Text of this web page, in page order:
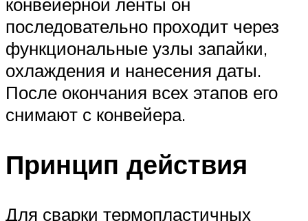
последовательно проходит через
функциональные узлы запайки,
охлаждения и нанесения даты.
После окончания всех этапов его
снимают с конвейера.
Принцип действия
Для сварки термопластичных